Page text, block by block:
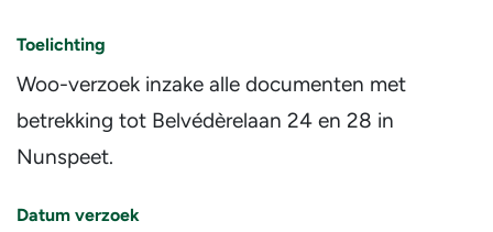
Toelichting
Woo-verzoek inzake alle documenten met
betrekking tot Belvédèrelaan 24 en 28 in
Nunspeet.
Datum verzoek